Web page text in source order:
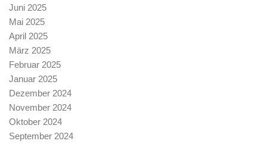
Juni 2025
Mai 2025
April 2025
März 2025
Februar 2025
Januar 2025
Dezember 2024
November 2024
Oktober 2024
September 2024